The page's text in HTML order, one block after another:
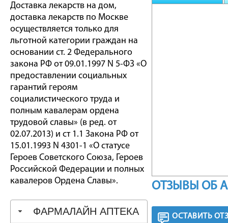
Доставка лекарств на дом,
доставка лекарств по Москве
осуществляется только для
льготной категории граждан на
основании ст. 2 Федерального
закона РФ от 09.01.1997 N 5-ФЗ «О
предоставлении социальных
гарантий героям
социалистического труда и
полным кавалерам ордена
трудовой славы» (в ред. от
02.07.2013) и ст 1.1 Закона РФ от
15.01.1993 N 4301-1 «О статусе
Героев Советского Союза, Героев
Российской Федерации и полных
кавалеров Ордена Славы».
ФАРМАЛАЙН АПТЕКА
ОТЗЫВЫ ОБ
ОСТАВИТЬ